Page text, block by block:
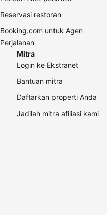
Reservasi restoran
Booking.com untuk Agen
Perjalanan
Mitra
Login ke Ekstranet
Bantuan mitra
Daftarkan properti Anda
Jadilah mitra afiliasi kami